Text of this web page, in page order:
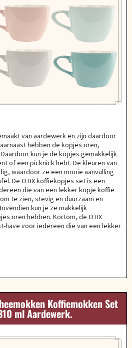
van aardewerk en zijn daardoor
hebben de kopjes oren,
kun je de kopjes gemakkelijk
of een picknick hebt. De kleuren van
waardoor ze een mooie aanvulling
De OTIX koffiekopjes set is een
die van een lekker kopje koffie
te zien, stevig en duurzaam en
kun je ze makkelijk
oren hebben. Kortom, de OTIX
have voor iedereen die van een lekker
Koffiemokken Set
ml Aardewerk.